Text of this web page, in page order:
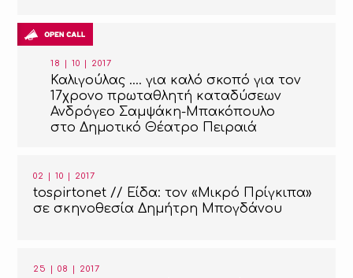
18 | 10 | 2017
Καλιγούλας …. για καλό σκοπό για τον
17χρονο πρωταθλητή καταδύσεων
Ανδρόγεο Σαμψάκη-Μπακόπουλο
στο Δημοτικό Θέατρο Πειραιά
02 | 10 | 2017
tospirtonet // Είδα: τον «Μικρό Πρίγκιπα»
σε σκηνοθεσία Δημήτρη Μπογδάνου
25 | 08 | 2017